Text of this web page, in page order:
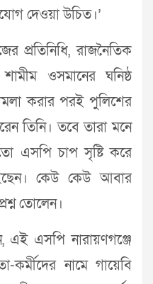
দেওয়া উচিত।’
প্রতিনিধি, রাজনৈতিক
ওসমানের ঘনিষ্ঠ
করার পরই পুলিশের
তিনি। তবে তারা মনে
এসপি চাপ সৃষ্টি করে
কেউ কেউ আবার
তোলেন।
এই এসপি নারায়ণগঞ্জে
নামে গায়েবি